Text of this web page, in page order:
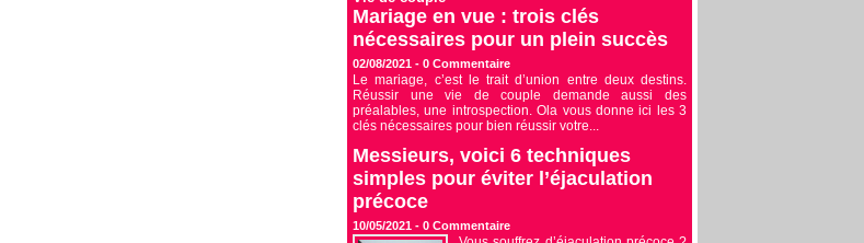
Mariage en vue : trois clés
nécessaires pour un plein succès
02/08/2021 - 0 Commentaire
Le mariage, c’est le trait d’union entre deux destins.
Réussir une vie de couple demande aussi des
préalables, une introspection. Ola vous donne ici les 3
clés nécessaires pour bien réussir votre...
Messieurs, voici 6 techniques
simples pour éviter l’éjaculation
précoce
10/05/2021 - 0 Commentaire